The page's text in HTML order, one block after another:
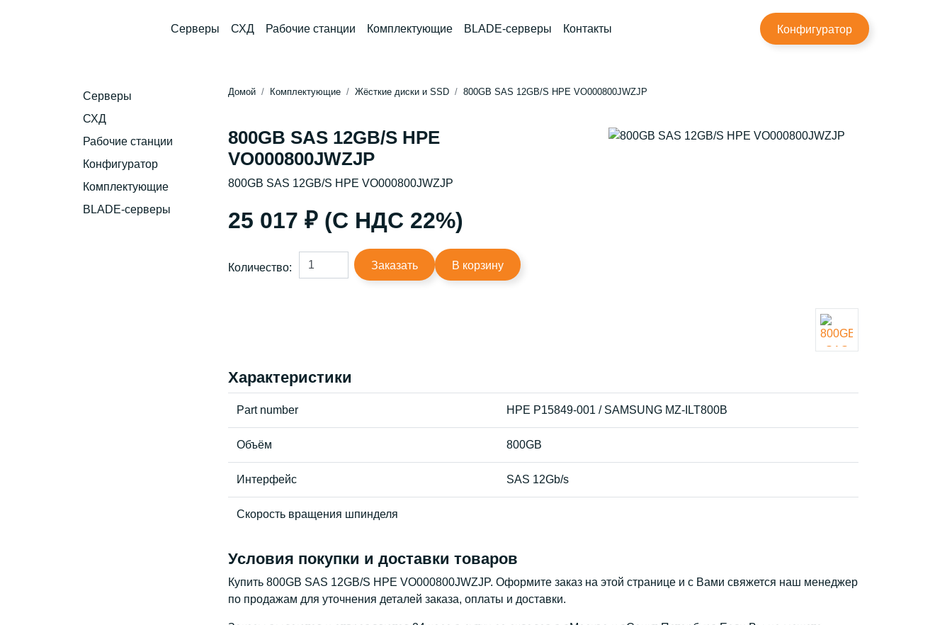
Серверы СХД Рабочие станции Комплектующие BLADE-серверы Контакты Конфигуратор
Серверы
СХД
Рабочие станции
Конфигуратор
Комплектующие
BLADE-серверы
Домой Комплектующие Жёсткие диски и SSD 800GB SAS 12GB/S HPE VO000800JWZJP
800GB SAS 12GB/S HPE
VO000800JWZJP
800GB SAS 12GB/S HPE VO000800JWZJP
25 017 ₽ (С НДС 22%)
Количество: Заказать В корзину
Характеристики
Part number HPE P15849-001 / SAMSUNG MZ-ILT800B
Объём 800GB
Интерфейс SAS 12Gb/s
Скорость вращения шпинделя
Условия покупки и доставки товаров
Купить 800GB SAS 12GB/S HPE VO000800JWZJP. Оформите заказ на этой странице и с Вами свяжется наш менеджер
по продажам для уточнения деталей заказа, оплаты и доставки.